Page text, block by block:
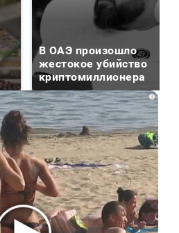
В ОАЭ произошло
жестокое убийство
криптомиллионера
i